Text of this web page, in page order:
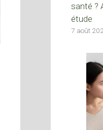
santé ?
étude
7 août